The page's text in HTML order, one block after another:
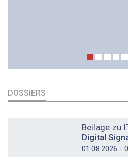
DOSSIERS
Beilage zu
Digital
01.08.2026 -